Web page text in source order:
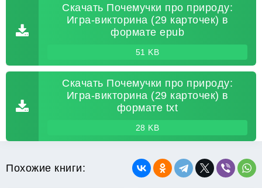
Скачать Почемучки про природу:
Игра-викторина (29 карточек) в
формате epub
51 KB
Скачать Почемучки про природу:
Игра-викторина (29 карточек) в
формате txt
28 KB
Похожие книги: